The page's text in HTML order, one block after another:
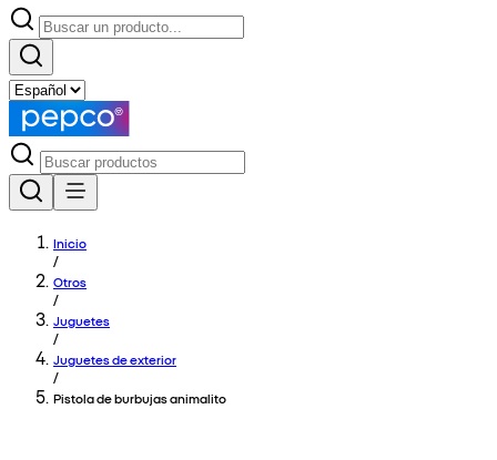
Inicio
/
Otros
/
Juguetes
/
Juguetes de exterior
/
Pistola de burbujas animalito